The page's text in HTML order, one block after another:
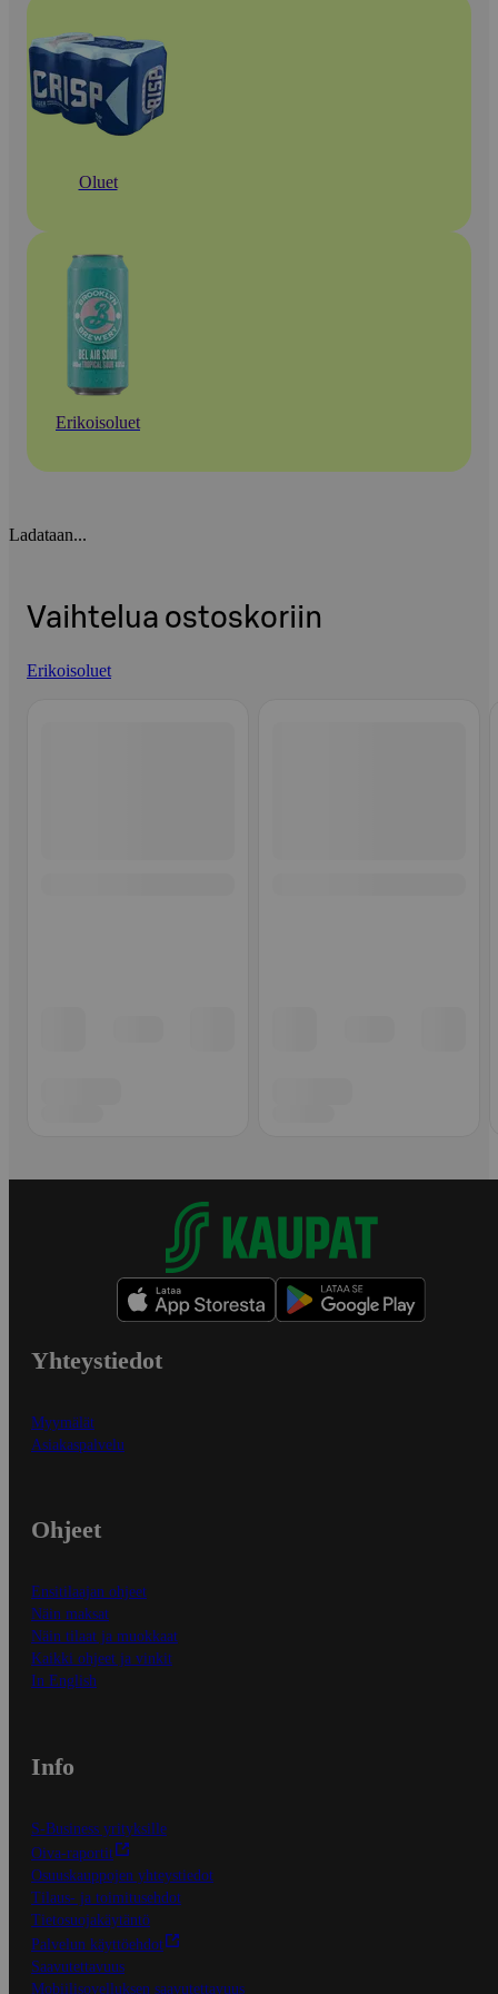
Oluet
Erikoisoluet
Ladataan...
Vaihtelua ostoskoriin
Erikoisoluet
Yhteystiedot
Myymälät
Asiakaspalvelu
Ohjeet
Ensitilaajan ohjeet
Näin maksat
Näin tilaat ja muokkaat
Kaikki ohjeet ja vinkit
In English
Info
S-Business yrityksille
Oiva-raportit
Osuuskauppojen yhteystiedot
Tilaus- ja toimitusehdot
Tietosuojakäytäntö
Palvelun käyttöehdot
Saavutettavuus
Mobiilisovelluksen saavutettavuus